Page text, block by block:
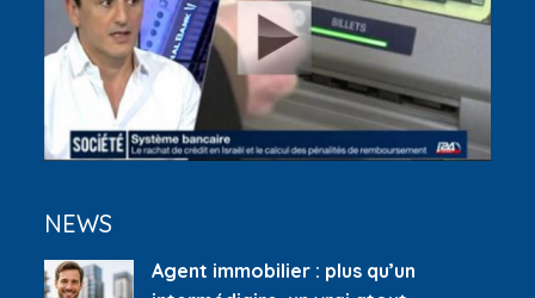
NEWS
Agent immobilier : plus qu’un